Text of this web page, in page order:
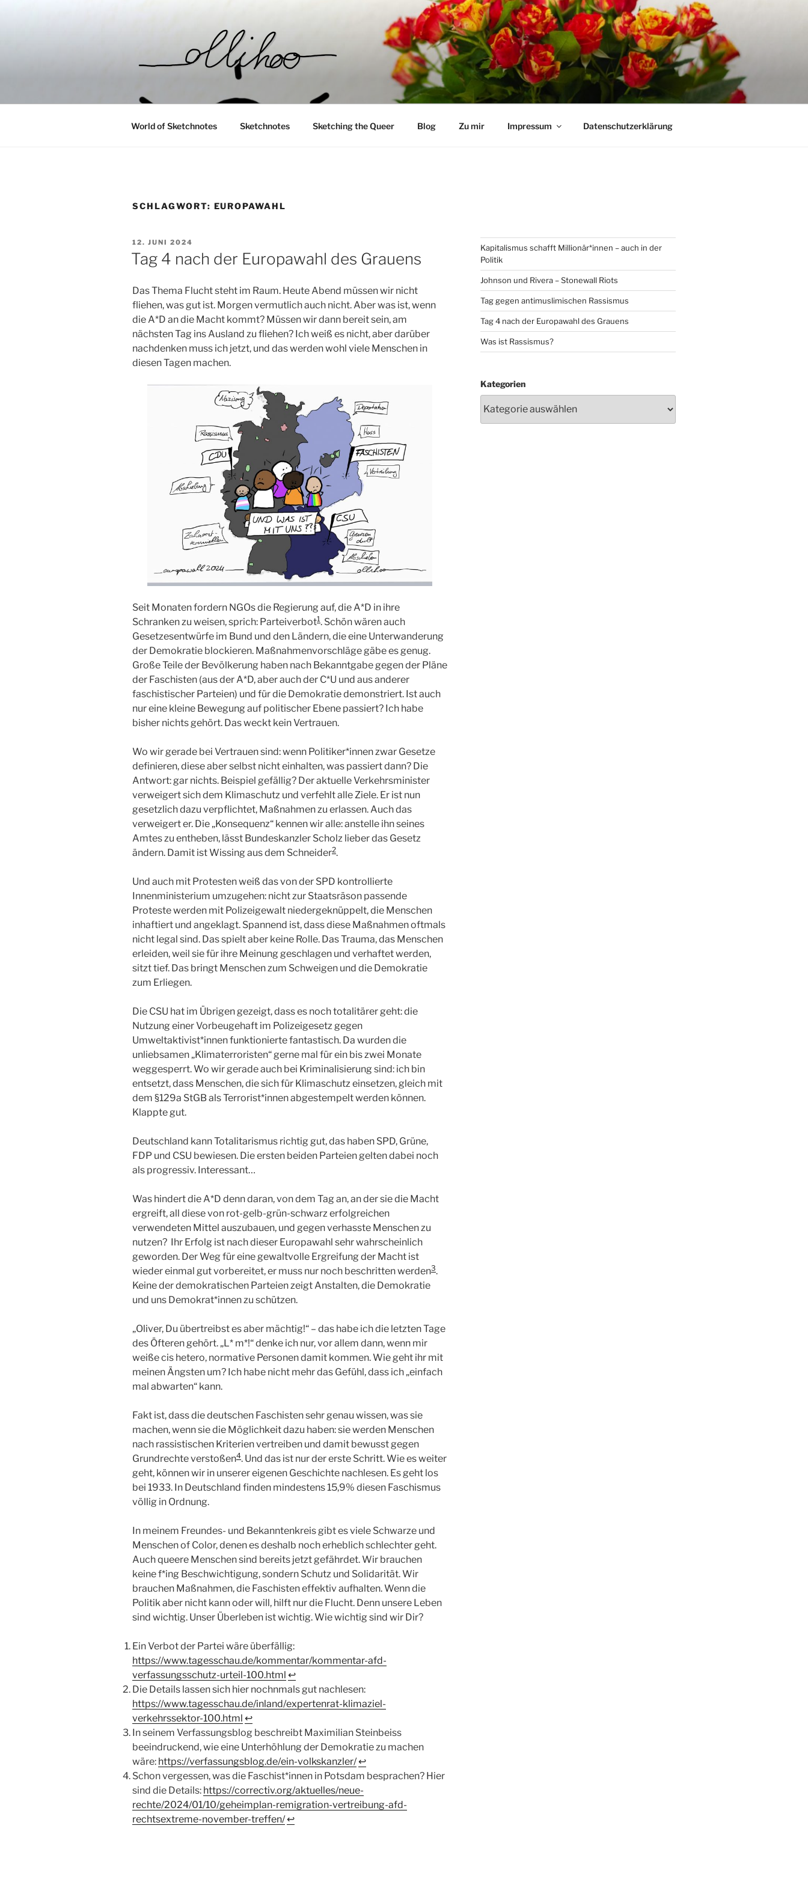
__OLLIHOO__
World of Sketchnotes Sketchnotes Sketching the Queer Blog Zu mir Impressum Datenschutzerklärung
SCHLAGWORT: EUROPAWAHL
VERÖFFENTLICHT
AM
12. JUNI 2024
Tag 4 nach der Europawahl des Grauens
Das Thema Flucht steht im Raum. Heute Abend müssen wir nicht
fliehen, was gut ist. Morgen vermutlich auch nicht. Aber was ist, wenn
die A*D an die Macht kommt? Müssen wir dann bereit sein, am
nächsten Tag ins Ausland zu fliehen? Ich weiß es nicht, aber darüber
nachdenken muss ich jetzt, und das werden wohl viele Menschen in
diesen Tagen machen.
Seit Monaten fordern NGOs die Regierung auf, die A*D in ihre
Schranken zu weisen, sprich: Parteiverbot1. Schön wären auch
Gesetzesentwürfe im Bund und den Ländern, die eine Unterwanderung
der Demokratie blockieren. Maßnahmenvorschläge gäbe es genug.
Große Teile der Bevölkerung haben nach Bekanntgabe gegen der Pläne
der Faschisten (aus der A*D, aber auch der C*U und aus anderer
faschistischer Parteien) und für die Demokratie demonstriert. Ist auch
nur eine kleine Bewegung auf politischer Ebene passiert? Ich habe
bisher nichts gehört. Das weckt kein Vertrauen.
Wo wir gerade bei Vertrauen sind: wenn Politiker*innen zwar Gesetze
definieren, diese aber selbst nicht einhalten, was passiert dann? Die
Antwort: gar nichts. Beispiel gefällig? Der aktuelle Verkehrsminister
verweigert sich dem Klimaschutz und verfehlt alle Ziele. Er ist nun
gesetzlich dazu verpflichtet, Maßnahmen zu erlassen. Auch das
verweigert er. Die „Konsequenz“ kennen wir alle: anstelle ihn seines
Amtes zu entheben, lässt Bundeskanzler Scholz lieber das Gesetz
ändern. Damit ist Wissing aus dem Schneider2.
Und auch mit Protesten weiß das von der SPD kontrollierte
Innenministerium umzugehen: nicht zur Staatsräson passende
Proteste werden mit Polizeigewalt niedergeknüppelt, die Menschen
inhaftiert und angeklagt. Spannend ist, dass diese Maßnahmen oftmals
nicht legal sind. Das spielt aber keine Rolle. Das Trauma, das Menschen
erleiden, weil sie für ihre Meinung geschlagen und verhaftet werden,
sitzt tief. Das bringt Menschen zum Schweigen und die Demokratie
zum Erliegen.
Die CSU hat im Übrigen gezeigt, dass es noch totalitärer geht: die
Nutzung einer Vorbeugehaft im Polizeigesetz gegen
Umweltaktivist*innen funktionierte fantastisch. Da wurden die
unliebsamen „Klimaterroristen“ gerne mal für ein bis zwei Monate
weggesperrt. Wo wir gerade auch bei Kriminalisierung sind: ich bin
entsetzt, dass Menschen, die sich für Klimaschutz einsetzen, gleich mit
dem §129a StGB als Terrorist*innen abgestempelt werden können.
Klappte gut.
Deutschland kann Totalitarismus richtig gut, das haben SPD, Grüne,
FDP und CSU bewiesen. Die ersten beiden Parteien gelten dabei noch
als progressiv. Interessant…
Was hindert die A*D denn daran, von dem Tag an, an der sie die Macht
ergreift, all diese von rot-gelb-grün-schwarz erfolgreichen
verwendeten Mittel auszubauen, und gegen verhasste Menschen zu
nutzen? Ihr Erfolg ist nach dieser Europawahl sehr wahrscheinlich
geworden. Der Weg für eine gewaltvolle Ergreifung der Macht ist
wieder einmal gut vorbereitet, er muss nur noch beschritten werden3.
Keine der demokratischen Parteien zeigt Anstalten, die Demokratie
und uns Demokrat*innen zu schützen.
„Oliver, Du übertreibst es aber mächtig!“ – das habe ich die letzten Tage
des Öfteren gehört. „L* m*!“ denke ich nur, vor allem dann, wenn mir
weiße cis hetero, normative Personen damit kommen. Wie geht ihr mit
meinen Ängsten um? Ich habe nicht mehr das Gefühl, dass ich „einfach
mal abwarten“ kann.
Fakt ist, dass die deutschen Faschisten sehr genau wissen, was sie
machen, wenn sie die Möglichkeit dazu haben: sie werden Menschen
nach rassistischen Kriterien vertreiben und damit bewusst gegen
Grundrechte verstoßen4. Und das ist nur der erste Schritt. Wie es weiter
geht, können wir in unserer eigenen Geschichte nachlesen. Es geht los
bei 1933. In Deutschland finden mindestens 15,9% diesen Faschismus
völlig in Ordnung.
In meinem Freundes- und Bekanntenkreis gibt es viele Schwarze und
Menschen of Color, denen es deshalb noch erheblich schlechter geht.
Auch queere Menschen sind bereits jetzt gefährdet. Wir brauchen
keine f*ing Beschwichtigung, sondern Schutz und Solidarität. Wir
brauchen Maßnahmen, die Faschisten effektiv aufhalten. Wenn die
Politik aber nicht kann oder will, hilft nur die Flucht. Denn unsere Leben
sind wichtig. Unser Überleben ist wichtig. Wie wichtig sind wir Dir?
Ein Verbot der Partei wäre überfällig:
https://www.tagesschau.de/kommentar/kommentar-afd-
verfassungsschutz-urteil-100.html ↩︎
Die Details lassen sich hier nochnmals gut nachlesen:
https://www.tagesschau.de/inland/expertenrat-klimaziel-
verkehrssektor-100.html ↩︎
In seinem Verfassungsblog beschreibt Maximilian Steinbeiss
beeindruckend, wie eine Unterhöhlung der Demokratie zu machen
wäre: https://verfassungsblog.de/ein-volkskanzler/↩︎
Schon vergessen, was die Faschist*innen in Potsdam besprachen? Hier
sind die Details: https://correctiv.org/aktuelles/neue-
rechte/2024/01/10/geheimplan-remigration-vertreibung-afd-
rechtsextreme-november-treffen/↩︎
Kapitalismus schafft Millionär*innen – auch in der
Politik
Johnson und Rivera – Stonewall Riots
Tag gegen antimuslimischen Rassismus
Tag 4 nach der Europawahl des Grauens
Was ist Rassismus?
Kategorien